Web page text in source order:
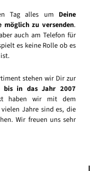
Tag alles um Deine
möglich zu versenden.
auch am Telefon für
es keine Rolle ob es
stehen wir Dir zur
bis in das Jahr 2007
haben wir mit dem
Jahre sind es, die
Wir freuen uns sehr